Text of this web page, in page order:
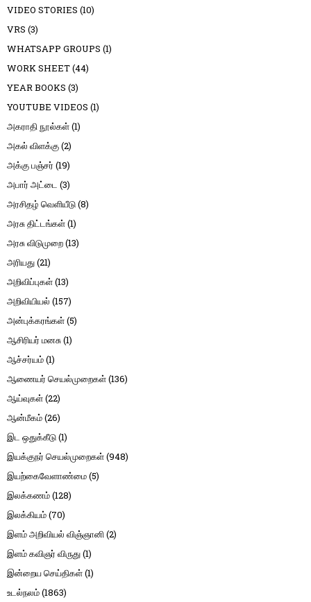
VIDEO STORIES (10)
VRS (3)
WHATSAPP GROUPS (1)
WORK SHEET(44)
YEAR BOOKS (3)
YOUTUBE VIDEOS (1)
அகராதி நூல்கள்(1)
அகல் விளக்கு(2)
அக்கு பஞ்சர் (19)
அபார் அட்டை (3)
அரசிதழ் வெளியீடு(8)
அரசு திட்டங்கள்(1)
அரசு விடுமுறை(13)
அரியது(21)
அறிவிப்புகள்(13)
அறிவியியல் (157)
அன்புக்கரங்கள்(5)
ஆசிரியர் மனசு(1)
ஆச்சர்யம்(1)
ஆணையர் செயல்முறைகள்(136)
ஆய்வுகள்(22)
ஆன்மீகம்(26)
இட ஒதுக்கீடு(1)
இயக்குநர் செயல்முறைகள்(948)
இயற்கைவேளாண்மை(5)
இலக்கணம்(128)
இலக்கியம்(70)
இளம் அறிவியல் விஞ்ஞானி(2)
இளம் கவிஞர் விருது(1)
இன்றைய செய்திகள்(1)
உடல்நலம்(1863)